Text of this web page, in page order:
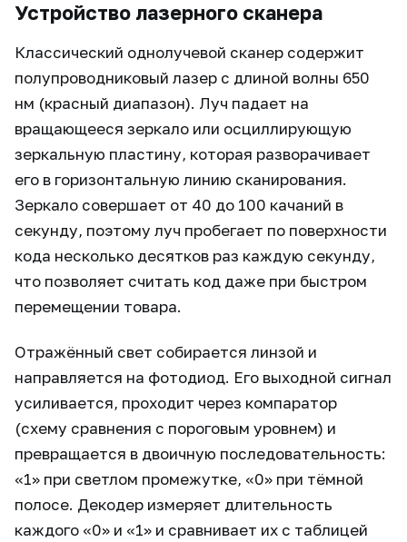
Устройство лазерного сканера
Классический однолучевой сканер содержит
полупроводниковый лазер с длиной волны 650
нм (красный диапазон). Луч падает на
вращающееся зеркало или осциллирующую
зеркальную пластину, которая разворачивает
его в горизонтальную линию сканирования.
Зеркало совершает от 40 до 100 качаний в
секунду, поэтому луч пробегает по поверхности
кода несколько десятков раз каждую секунду,
что позволяет считать код даже при быстром
перемещении товара.
Отражённый свет собирается линзой и
направляется на фотодиод. Его выходной сигнал
усиливается, проходит через компаратор
(схему сравнения с пороговым уровнем) и
превращается в двоичную последовательность:
«1» при светлом промежутке, «0» при тёмной
полосе. Декодер измеряет длительность
каждого «0» и «1» и сравнивает их с таблицей